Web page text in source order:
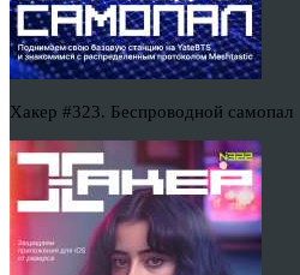
Хакер #323. Беспроводной самопал